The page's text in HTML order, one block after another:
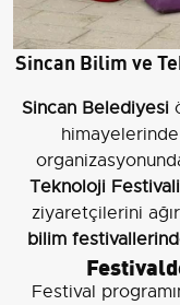
Sincan Bilim ve
Sincan Belediyesi
Teknoloji Festivali
ziyaretçilerini
bilim
Festival